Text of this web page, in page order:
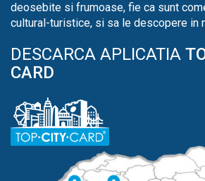
deosebite si frumoase, fie ca sunt
cultural-turistice, si sa le descopere in
DESCARCA APLICATIA
CARD